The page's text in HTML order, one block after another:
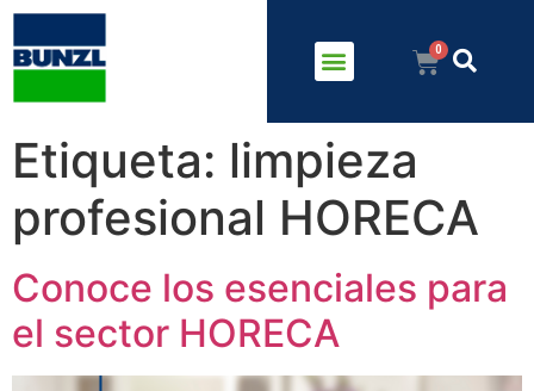
Etiqueta: limpieza
profesional HORECA
Conoce los esenciales para
el sector HORECA